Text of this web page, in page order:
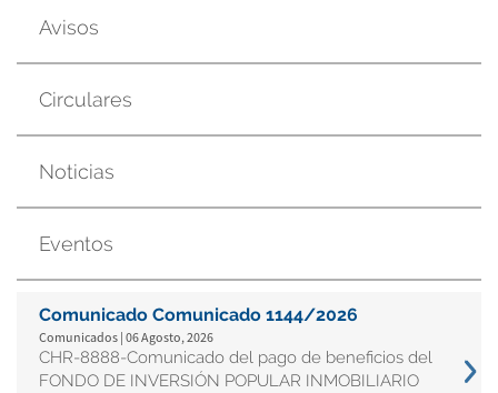
Avisos
Circulares
Noticias
Eventos
Comunicado Comunicado 1144/2026
Comunicados | 06 Agosto, 2026
CHR-8888-Comunicado del pago de beneficios del
FONDO DE INVERSIÓN POPULAR INMOBILIARIO